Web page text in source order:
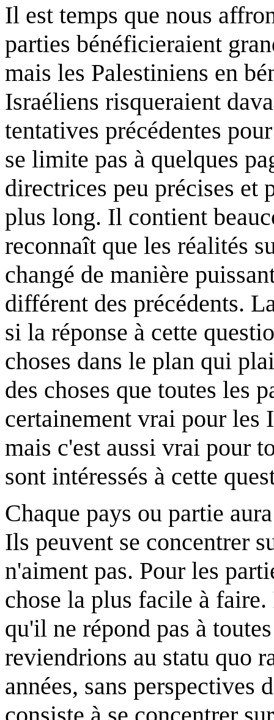
Il est temps que nous
parties bénéficieraient
mais les Palestiniens en
Israéliens risqueraient
tentatives précédentes
se limite pas à quelques
directrices peu précises et
plus long. Il contient
reconnaît que les réalités
changé de manière
différent des précédents.
si la réponse à cette
choses dans le plan qui
des choses que toutes les
certainement vrai pour les
mais c'est aussi vrai pour
sont intéressés à cette
Chaque pays ou partie
Ils peuvent se concentrer
n'aiment pas. Pour les
chose la plus facile à
qu'il ne répond pas à
reviendrions au statu quo
années, sans perspectives